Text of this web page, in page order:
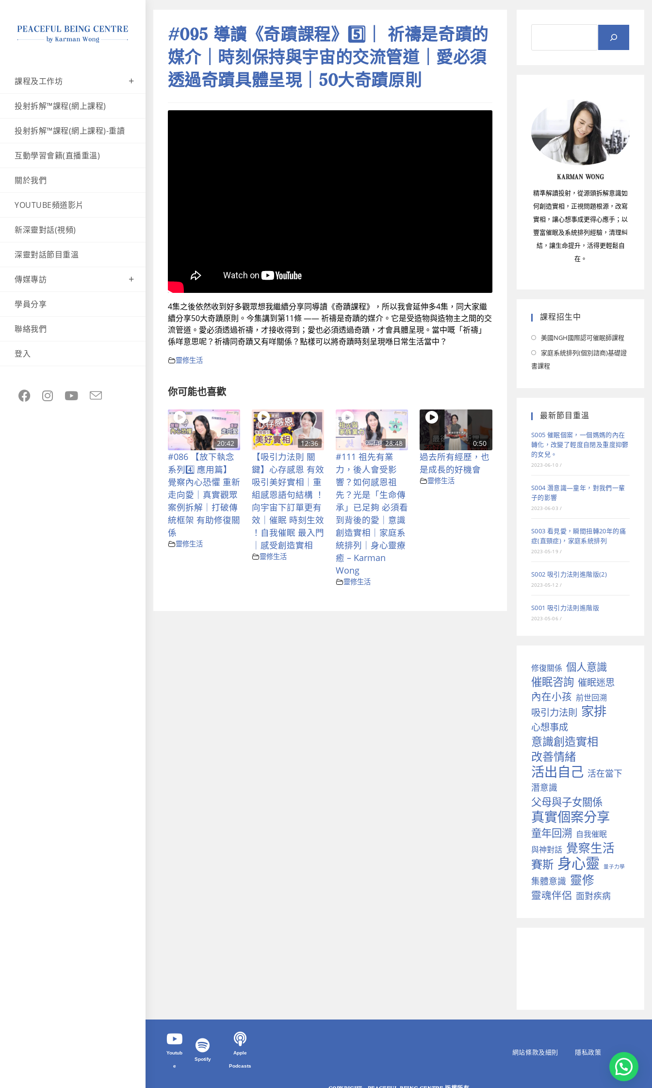
課程及工作坊
投射拆解™課程(網上課程)
投射拆解™課程(網上課程)-重讀
互動學習會籍(直播重溫)
關於我們
YOUTUBE頻道影片
新深靈對話(視頻)
深靈對話節目重溫
傳媒專訪
學員分享
聯絡我們
登入
#095 導讀《奇蹟課程》5️⃣｜ 祈禱是奇蹟的
媒介｜時刻保持與宇宙的交流管道｜愛必須
透過奇蹟具體呈現｜50大奇蹟原則
4集之後依然收到好多觀眾想我繼續分享同導讀《奇蹟課程》，所以我會延伸多4集，同大家繼
續分享50大奇蹟原則。今集講到第11條 —— 祈禱是奇蹟的媒介。它是受造物與造物主之間的交
流管道。愛必須透過祈禱，才接收得到；愛也必須透過奇蹟，才會具體呈現。當中嘅「祈禱」
係咩意思呢？祈禱同奇蹟又有咩關係？點樣可以將奇蹟時刻呈現喺日常生活當中？
靈修生活
你可能也喜歡
20:42
#086 【放下執念
系列4️⃣ 應用篇】
覺察內心恐懼 重新
走向愛｜真實觀眾
案例拆解｜打破傳
統框架 有助修復關
係
靈修生活
12:36
【吸引力法則 關
鍵】心存感恩 有效
吸引美好實相｜重
組感恩語句結構 ！
向宇宙下訂單更有
效｜催眠 時刻生效
！自我催眠 最入門
｜感受創造實相
靈修生活
28:48
#111 祖先有業
力，後人會受影
響？如何感恩祖
先？光是「生命傳
承」已足夠 必須看
到背後的愛｜意識
創造實相｜家庭系
統排列｜身心靈療
癒 – Karman
Wong
靈修生活
0:50
過去所有經歷，也
是成長的好機會
靈修生活
KARMAN WONG
精準解讀投射，從源頭拆解意識如
何創造實相，正視問題根源，改寫
實相，讓心想事成更得心應手；以
豐富催眠及系統排列經驗，清理糾
結，讓生命提升，活得更輕鬆自
在。
課程招生中
美國NGH國際認可催眠師課程
家庭系統排列(個別諮商)基礎證
書課程
最新節目重溫
S005 催眠個案，一個媽媽的內在
轉化，改變了輕度自閉及重度抑鬱
的女兒。
2023-06-10 /
S004 潛意識—童年，對我們一輩
子的影響
2023-06-03 /
S003 看見愛，瞬間扭轉20年的痛
症(直頸症)，家庭系統排列
2023-05-19 /
S002 吸引力法則進階版(2)
2023-05-12 /
S001 吸引力法則進階版
2023-05-06 /
修復關係 個人意識
催眠咨詢 催眠迷思
內在小孩 前世回溯
吸引力法則 家排
心想事成
意識創造實相
改善情緒
活出自己 活在當下
潛意識
父母與子女關係
真實個案分享
童年回溯 自我催眠
與神對話 覺察生活
賽斯 身心靈 量子力學
集體意識 靈修
靈魂伴侶 面對疾病
Youtub
e
Spotify
Apple
Podcasts
網站條款及細則 隱私政策